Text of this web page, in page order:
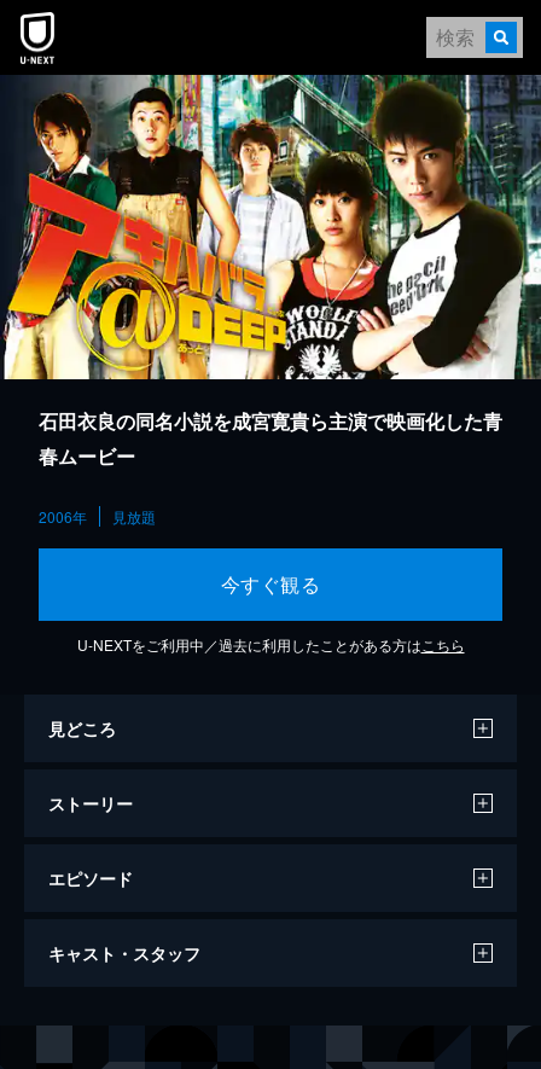
本文へスキップ
石田衣良の同名小説を成宮寛貴ら主演で映画化した青
春ムービー
2006年 見放題
今すぐ観る
U-NEXTをご利用中／過去に利用したことがある方は こちら
見どころ
ストーリー
エピソード
アキハバラ＠DEEP
キャスト・スタッフ